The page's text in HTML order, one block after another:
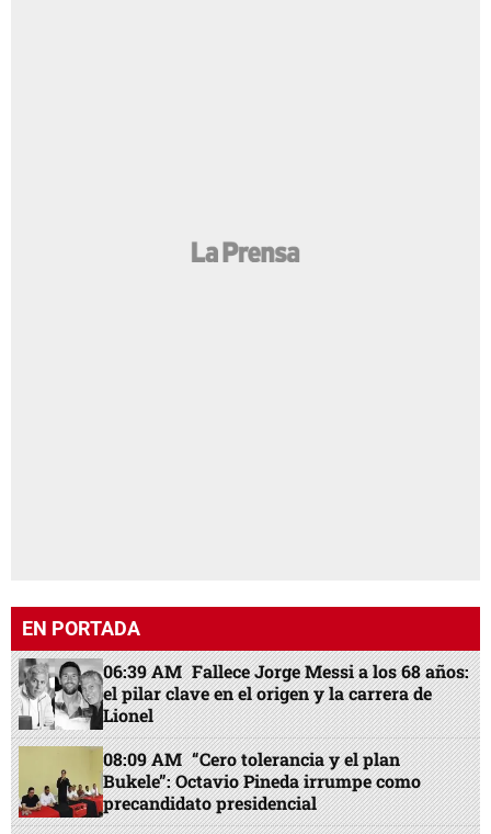
EN PORTADA
06:39 AM Fallece Jorge Messi a los 68 años:
el pilar clave en el origen y la carrera de
Lionel
08:09 AM “Cero tolerancia y el plan
Bukele”: Octavio Pineda irrumpe como
precandidato presidencial